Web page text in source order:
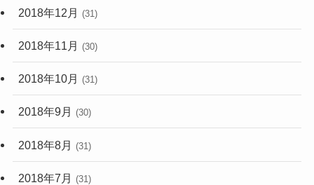
2018年12月 (31)
2018年11月 (30)
2018年10月 (31)
2018年9月 (30)
2018年8月 (31)
2018年7月 (31)